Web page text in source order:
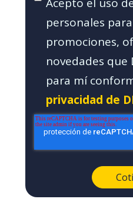
personales
promociones,
novedades que
para mí
privacidad de